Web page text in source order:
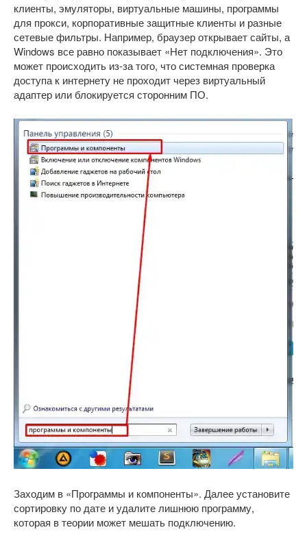
клиенты, эмуляторы, виртуальные машины, программы
для прокси, корпоративные защитные клиенты и разные
сетевые фильтры. Например, браузер открывает сайты, а
Windows все равно показывает «Нет подключения». Это
может происходить из-за того, что системная проверка
доступа к интернету не проходит через виртуальный
адаптер или блокируется сторонним ПО.
Заходим в «Программы и компоненты». Далее установите
сортировку по дате и удалите лишнюю программу,
которая в теории может мешать подключению.